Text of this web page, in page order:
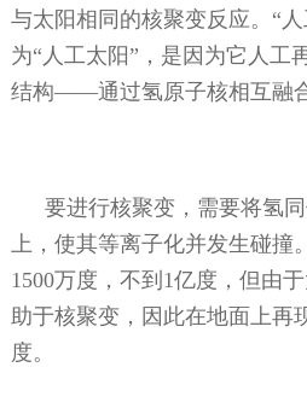
与太阳相同的核聚变反应。“
为“人工太阳”，是因为它人工
结构——通过氢原子核相互融
要进行核聚变，需要将氢
上，使其等离子化并发生碰撞
1500万度，不到 1亿度，但由
助于核聚变，因此在地面上再
度。